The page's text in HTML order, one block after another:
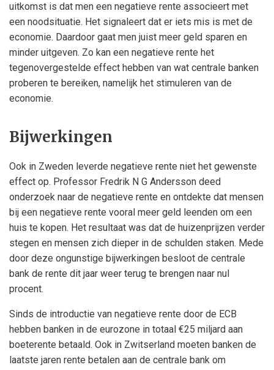
uitkomst is dat men een negatieve rente associeert met
een noodsituatie. Het signaleert dat er iets mis is met de
economie. Daardoor gaat men juist meer geld sparen en
minder uitgeven. Zo kan een negatieve rente het
tegenovergestelde effect hebben van wat centrale banken
proberen te bereiken, namelijk het stimuleren van de
economie.
Bijwerkingen
Ook in Zweden leverde negatieve rente niet het gewenste
effect op. Professor Fredrik N G Andersson deed
onderzoek naar de negatieve rente en ontdekte dat mensen
bij een negatieve rente vooral meer geld leenden om een
huis te kopen. Het resultaat was dat de huizenprijzen verder
stegen en mensen zich dieper in de schulden staken. Mede
door deze ongunstige bijwerkingen besloot de centrale
bank de rente dit jaar weer terug te brengen naar nul
procent.
Sinds de introductie van negatieve rente door de ECB
hebben banken in de eurozone in totaal €25 miljard aan
boeterente betaald. Ook in Zwitserland moeten banken de
laatste jaren rente betalen aan de centrale bank om